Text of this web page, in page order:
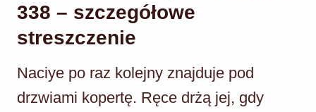
338 – szczegółowe
streszczenie
Naciye po raz kolejny znajduje pod
drzwiami kopertę. Ręce drżą jej, gdy